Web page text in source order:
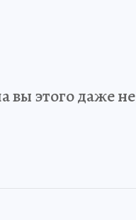
вы этого даже не